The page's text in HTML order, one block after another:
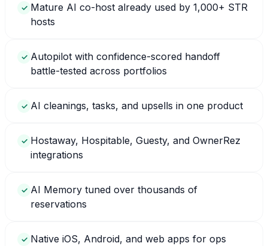
✓ Mature AI co-host already used by 1,000+ STR
hosts
✓ Autopilot with confidence-scored handoff
battle-tested across portfolios
✓ AI cleanings, tasks, and upsells in one product
✓ Hostaway, Hospitable, Guesty, and OwnerRez
integrations
✓ AI Memory tuned over thousands of
reservations
✓ Native iOS, Android, and web apps for ops